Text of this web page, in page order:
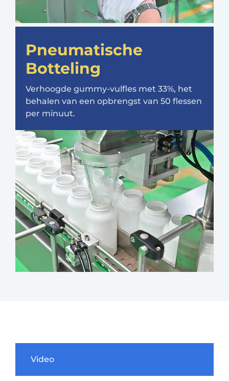
Pneumatische
Botteling
Verhoogde gummy-vulfles met 33%, het
behalen van een opbrengst van 50 flessen
per minuut.
Video